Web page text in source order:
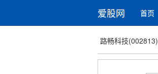
爱股网 首页
路畅科技(002813)